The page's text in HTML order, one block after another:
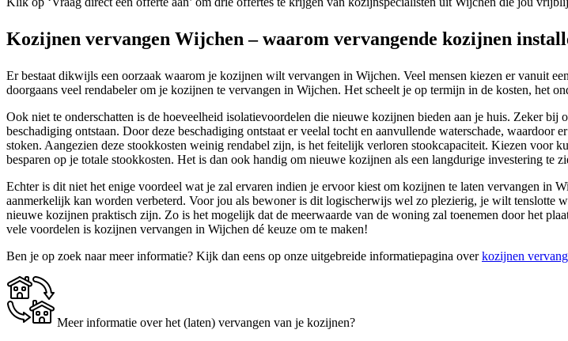
Kozijnen vervangen Wijchen – waarom vervangende kozijnen
Er bestaat dikwijls een oorzaak waarom je kozijnen wilt vervangen in Wijchen. Veel mensen kiezen er vanuit
doorgaans veel rendabeler om je kozijnen te vervangen in Wijchen. Het scheelt je op termijn in de kosten, het
Ook niet te onderschatten is de hoeveelheid isolatievoordelen die nieuwe kozijnen bieden aan je huis. Zeker
beschadiging ontstaan. Door deze beschadiging ontstaat er veelal tocht en aanvullende waterschade,
stoken. Aangezien deze stookkosten weinig rendabel zijn, is het feitelijk verloren stookcapaciteit. Kiezen voor
besparen op je totale stookkosten. Het is dan ook handig om nieuwe kozijnen als een langdurige investering te
Echter is dit niet het enige voordeel wat je zal ervaren indien je ervoor kiest om kozijnen te laten vervangen
aanmerkelijk kan worden verbeterd. Voor jou als bewoner is dit logischerwijs wel zo plezierig, je wilt tenslotte
nieuwe kozijnen praktisch zijn. Zo is het mogelijk dat de meerwaarde van de woning zal toenemen door het
vele voordelen is kozijnen vervangen in Wijchen dé keuze om te maken!
Ben je op zoek naar meer informatie? Kijk dan eens op onze uitgebreide informatiepagina overkozijnen
Meer informatie over het (laten) vervangen van je kozijnen?